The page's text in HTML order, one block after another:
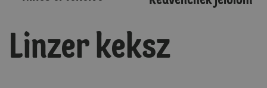
Linzer keksz